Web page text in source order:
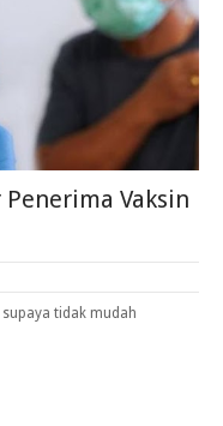
Vaksin
tidak mudah